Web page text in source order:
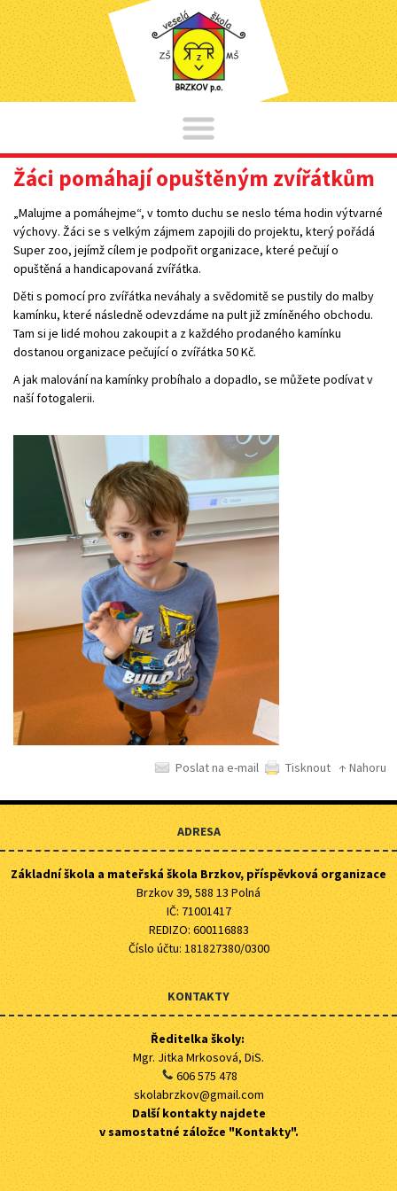
Žáci pomáhají opuštěným zvířátkům
„Malujme a pomáhejme“, v tomto duchu se neslo téma hodin výtvarné
výchovy. Žáci se s velkým zájmem zapojili do projektu, který pořádá
Super zoo, jejímž cílem je podpořit organizace, které pečují o
opuštěná a handicapovaná zvířátka.
Děti s pomocí pro zvířátka neváhaly a svědomitě se pustily do malby
kamínku, které následně odevzdáme na pult již zmíněného obchodu.
Tam si je lidé mohou zakoupit a z každého prodaného kamínku
dostanou organizace pečující o zvířátka 50 Kč.
A jak malování na kamínky probíhalo a dopadlo, se můžete podívat v
naší fotogalerii.
Poslat na e-mail Tisknout ↑ Nahoru
ADRESA
Základní škola a mateřská škola Brzkov, příspěvková organizace
Brzkov 39, 588 13 Polná
IČ: 71001417
REDIZO: 600116883
Číslo účtu: 181827380/0300
KONTAKTY
Ředitelka školy:
Mgr. Jitka Mrkosová, DiS.
606 575 478
skolabrzkov@gmail.com
Další kontakty najdete
v samostatné záložce "Kontakty".